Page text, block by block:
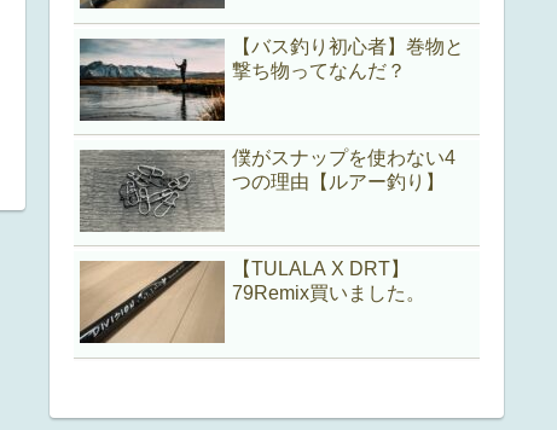
【バス釣り初心者】巻物と
撃ち物ってなんだ？
僕がスナップを使わない4
つの理由【ルアー釣り】
【TULALA X DRT】
79Remix買いました。